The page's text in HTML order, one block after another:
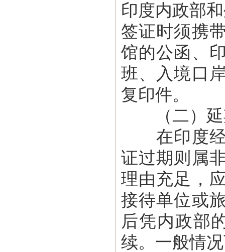
印度内政部
签证时须携
馆的公函、
班、入境口
复印件。
（二）延
在印度经
证过期则属
理由充足，
接待单位或
后凭内政部
续。一般情